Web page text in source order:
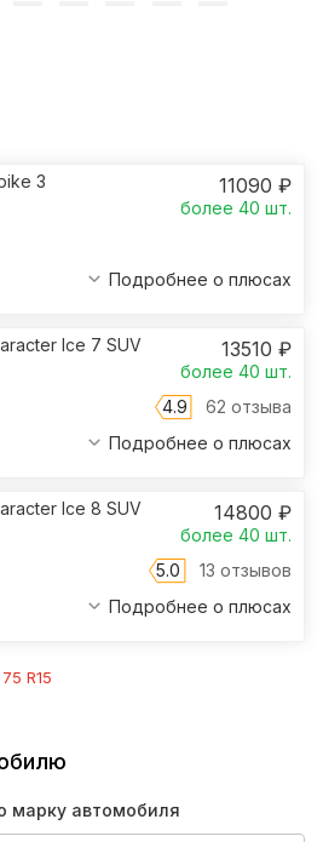
3
11090 ₽
более 40 шт.
Подробнее о плюсах
Ice 7 SUV
13510 ₽
более 40 шт.
4.9
62 отзыва
Подробнее о плюсах
Ice 8 SUV
14800 ₽
более 40 шт.
5.0
13 отзывов
Подробнее о плюсах
R15
марку автомобиля